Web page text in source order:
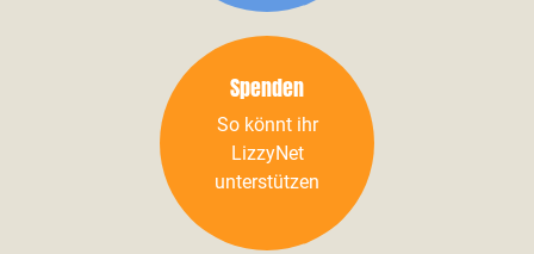
Spenden
So könnt ihr
LizzyNet
unterstützen